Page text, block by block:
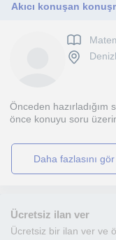
Önceden
önce konuyu soru
daha fazlasını gör
Ücretsiz ilan ver
Ücretsiz bir ilan ver ve